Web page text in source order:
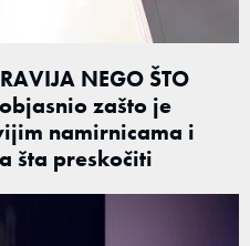
NEGO ŠTO
zašto je
namirnicama i
šta preskočiti